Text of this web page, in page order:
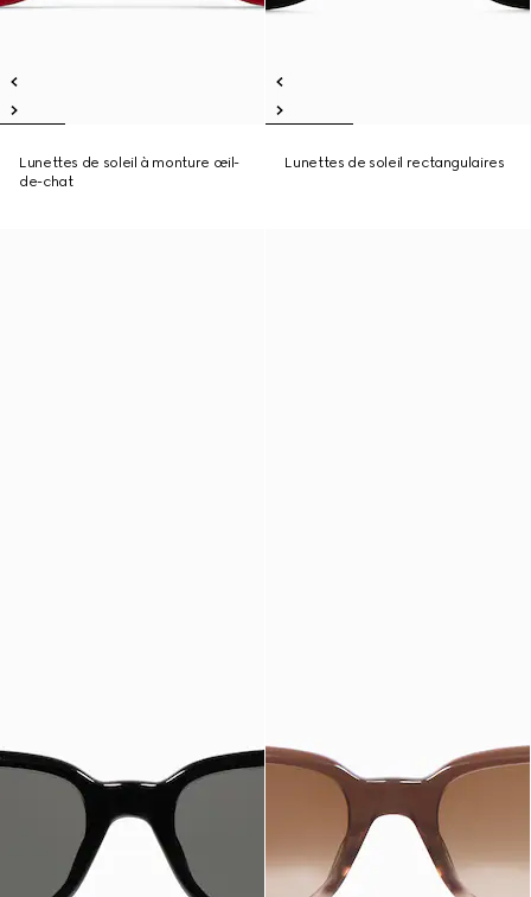
Lunettes de soleil à monture œil-
de-chat
Lunettes de soleil rectangulaires